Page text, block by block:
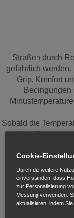
Zwischen
Straßen durch
gefährlich werden.
Grip, Komfort
Bedingungen
Sobald die
sich der Wechsel
Leistung auf
erzielen und
Cookie-
Durch die weitere
einverstanden, dass
zur Personalisierung
Messung verwenden.
aktualisieren, indem